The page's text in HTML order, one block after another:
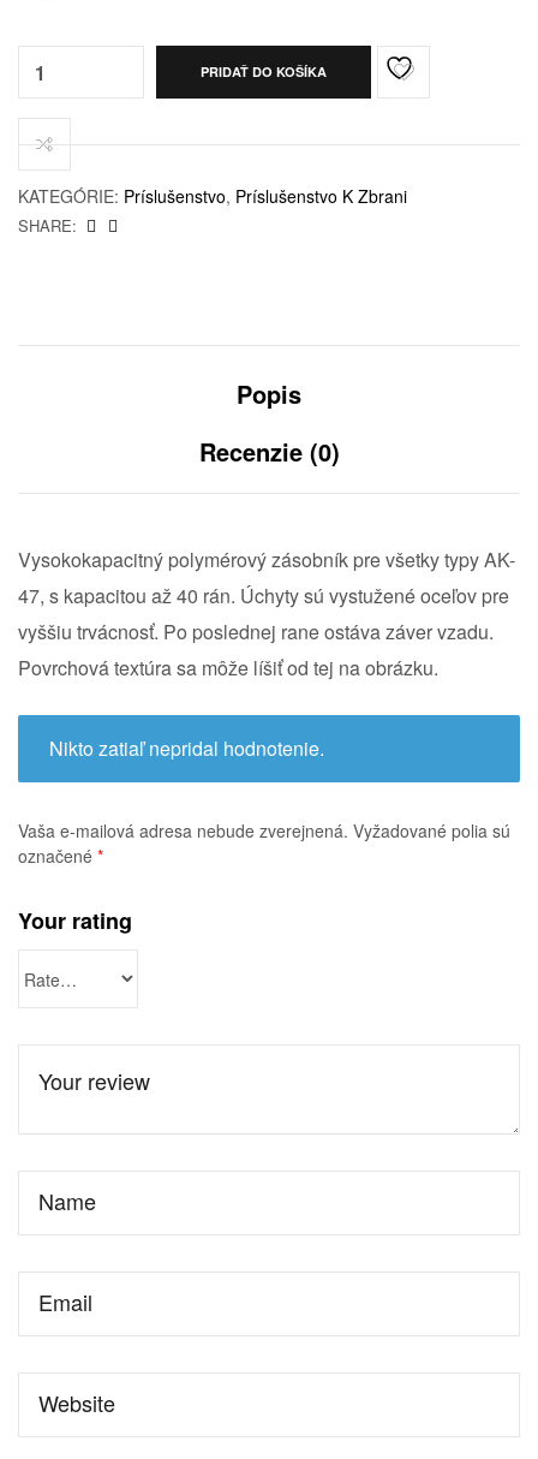
PRIDAŤ DO KOŠÍKA
KATEGÓRIE: Príslušenstvo, Príslušenstvo K Zbrani
SHARE:
Popis
Recenzie (0)
Vysokokapacitný polymérový zásobník pre všetky typy AK-
47, s kapacitou až 40 rán. Úchyty sú vystužené oceľov pre
vyššiu trvácnosť. Po poslednej rane ostáva záver vzadu.
Povrchová textúra sa môže líšiť od tej na obrázku.
Nikto zatiaľ nepridal hodnotenie.
Vaša e-mailová adresa nebude zverejnená. Vyžadované polia sú
označené *
Your rating